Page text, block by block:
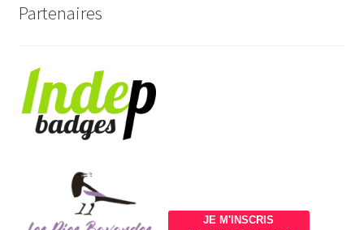
Partenaires
JE M'INSCRIS